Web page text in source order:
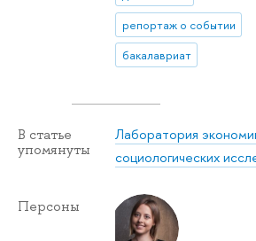
репортаж о событии
бакалавриат
В статье
упомянуты
Лаборатория
социологических
Персоны